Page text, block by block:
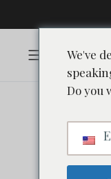
We've
Do you